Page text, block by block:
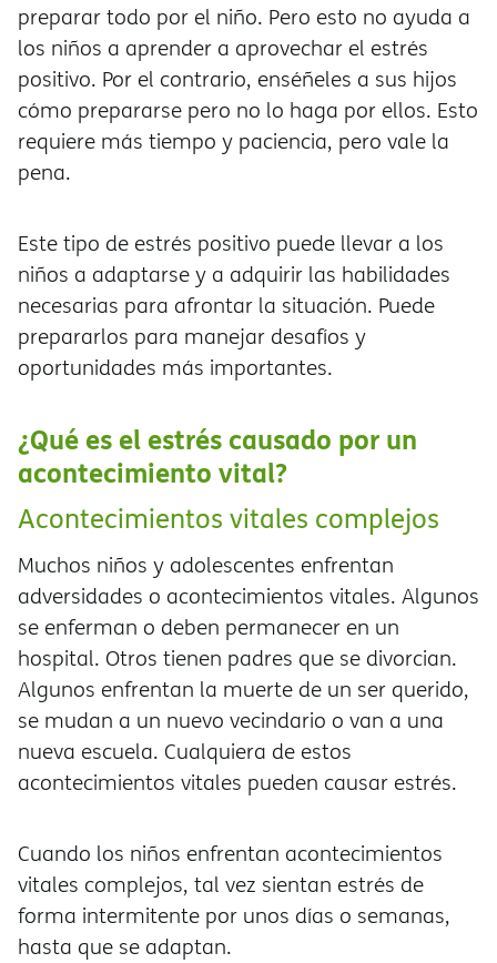
preparar todo por el niño. Pero esto no ayuda a
los niños a aprender a aprovechar el estrés
positivo. Por el contrario, enséñeles a sus hijos
cómo prepararse pero no lo haga por ellos. Esto
requiere más tiempo y paciencia, pero vale la
pena.
Este tipo de estrés positivo puede llevar a los
niños a adaptarse y a adquirir las habilidades
necesarias para afrontar la situación. Puede
prepararlos para manejar desafíos y
oportunidades más importantes.
¿Qué es el estrés causado por un
acontecimiento vital?
Acontecimientos vitales complejos
Muchos niños y adolescentes enfrentan
adversidades o acontecimientos vitales. Algunos
se enferman o deben permanecer en un
hospital. Otros tienen padres que se divorcian.
Algunos enfrentan la muerte de un ser querido,
se mudan a un nuevo vecindario o van a una
nueva escuela. Cualquiera de estos
acontecimientos vitales pueden causar estrés.
Cuando los niños enfrentan acontecimientos
vitales complejos, tal vez sientan estrés de
forma intermitente por unos días o semanas,
hasta que se adaptan.